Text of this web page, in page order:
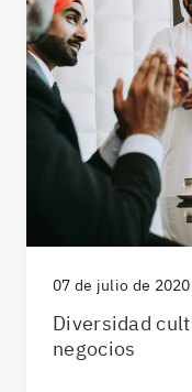
07 de julio de 2020
Diversidad
negocios